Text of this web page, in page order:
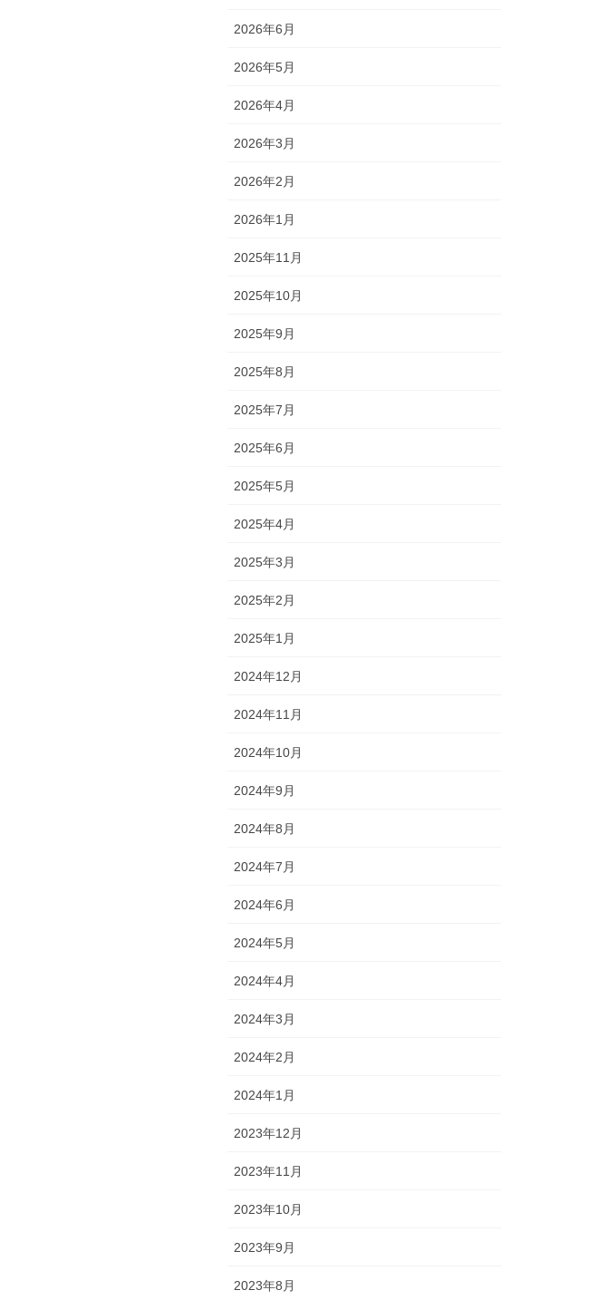
2026年6月
2026年5月
2026年4月
2026年3月
2026年2月
2026年1月
2025年11月
2025年10月
2025年9月
2025年8月
2025年7月
2025年6月
2025年5月
2025年4月
2025年3月
2025年2月
2025年1月
2024年12月
2024年11月
2024年10月
2024年9月
2024年8月
2024年7月
2024年6月
2024年5月
2024年4月
2024年3月
2024年2月
2024年1月
2023年12月
2023年11月
2023年10月
2023年9月
2023年8月